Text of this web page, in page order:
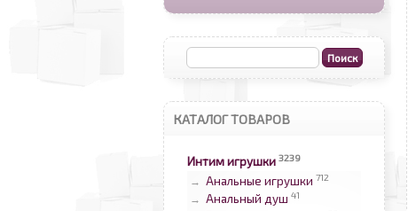
КАТАЛОГ ТОВАРОВ
Интим игрушки 3239
→ Анальные игрушки 712
→ Анальный душ 41